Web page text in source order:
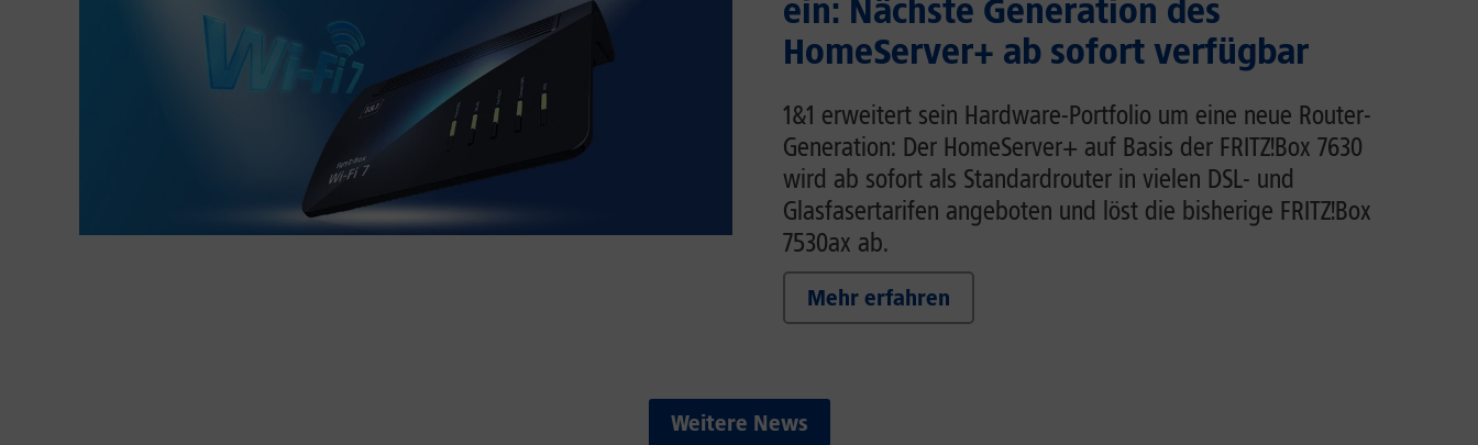
ein: Nächste Generation des
HomeServer+ ab sofort verfügbar
1&1 erweitert sein Hardware-Portfolio um eine neue Router-
Generation: Der HomeServer+ auf Basis der FRITZ!Box 7630
wird ab sofort als Standardrouter in vielen DSL- und
Glasfasertarifen angeboten und löst die bisherige FRITZ!Box
7530ax ab.
Mehr erfahren
Weitere News